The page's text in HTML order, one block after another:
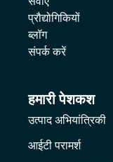
प्रौद्योगिकियों
ब्लॉग
संपर्क करें
हमारी पेशकश
उत्पाद अभियांत्रिकी
आईटी परामर्श